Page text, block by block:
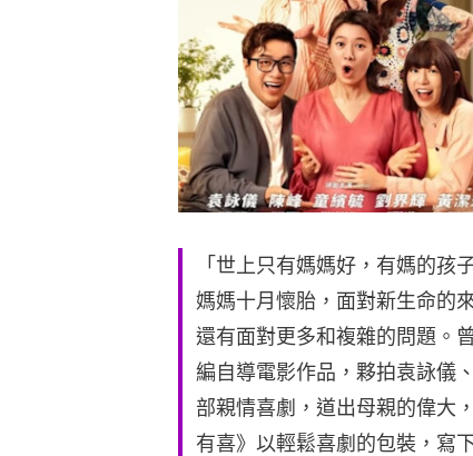
「世上只有媽媽好，有媽的孩
媽媽十月懷胎，面對新生命的
還有面對更多和複雜的問題。
編自導電影作品，夥拍袁詠儀
部親情喜劇，道出母親的偉大
有喜》以輕鬆喜劇的包裝，寫